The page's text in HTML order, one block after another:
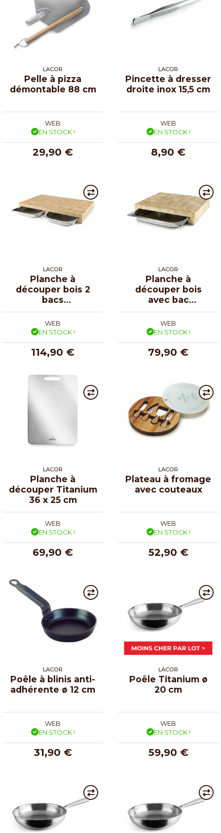
LACOR
Pelle à pizza
démontable 88 cm
WEB
EN STOCK !
29,90 €
LACOR
Pincette à dresser
droite inox 15,5 cm
WEB
EN STOCK !
8,90 €
LACOR
Planche à
découper bois 2
bacs
récupérateurs
WEB
EN STOCK !
114,90 €
LACOR
Planche à
découper bois
avec bac
récupérateur
WEB
EN STOCK !
79,90 €
LACOR
Planche à
découper Titanium
36 x 25 cm
WEB
EN STOCK !
69,90 €
LACOR
Plateau à fromage
avec couteaux
WEB
EN STOCK !
52,90 €
LACOR
Poêle à blinis anti-
adhérente ø 12 cm
WEB
EN STOCK !
31,90 €
LACOR
Poêle Titanium ø
20 cm
WEB
EN STOCK !
59,90 €